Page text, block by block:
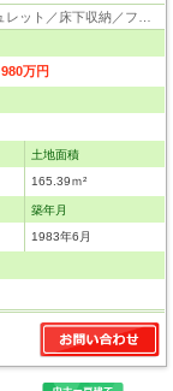
980万円
土地面積
165.39ｍ²
築年月
1983年6月